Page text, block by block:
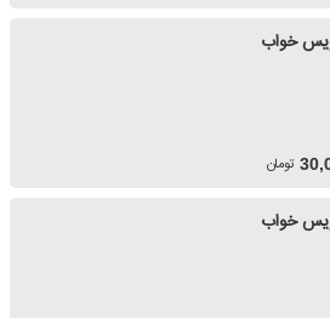
خواب
تومان
خواب